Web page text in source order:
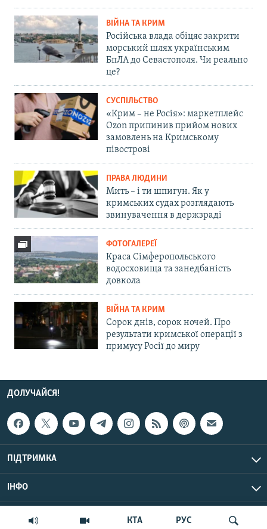
КТА РУС
ВІЙНА ТА КРИМ
Російська влада обіцяє закрити
морський шлях українським
БпЛА до Севастополя. Чи реально
це?
СУСПІЛЬСТВО
«Крим – не Росія»: маркетплейс
Ozon припинив прийом нових
замовлень на Кримському
півострові
ПРАВА ЛЮДИНИ
Мить – і ти шпигун. Як у
кримських судах розглядають
звинувачення в держзраді
ФОТОГАЛЕРЕЇ
Краса Сімферопольського
водосховища та занедбаність
довкола
ВІЙНА ТА КРИМ
Сорок днів, сорок ночей. Про
результати кримської операції з
примусу Росії до миру
ДОЛУЧАЙСЯ!
ПІДТРИМКА
ІНФО
© Крим.Реалії, 2026 | Усі права застережено.